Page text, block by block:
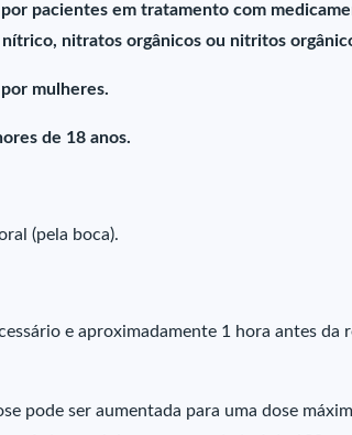
pacientes em tratamento com
nitratos orgânicos ou nitritos
mulheres.
de 18 anos.
(pela boca).
e aproximadamente 1 hora antes da
pode ser aumentada para uma dose